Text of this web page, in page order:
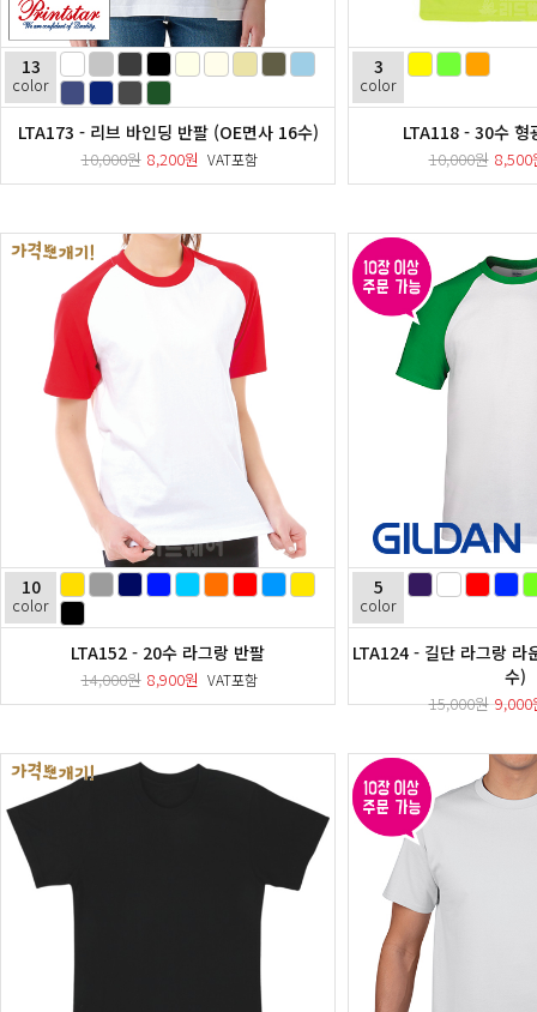
13
color
LTA173 - 리브 바인딩 반팔 (OE면사 16수)
10,000원 8,200원 VAT포함
3
color
LTA118 - 30수 형
10,000원
10
color
LTA152 - 20수 라그랑 반팔
14,000원 8,900원 VAT포함
5
color
LTA124 - 길단 라그랑
수)
15,000원